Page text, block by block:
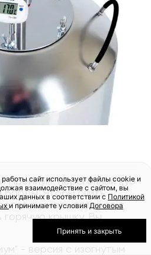
Премиум" перегонный куб
барды. Чтобы слить
снимать аппарат с
горячую крышку. Вы
- версия с изогнутым
сайт использует файлы cookie и
взаимодействие с сайтом, вы
данных в соответствии с Политикой
и принимаете условияДоговора
Принять и закрыть